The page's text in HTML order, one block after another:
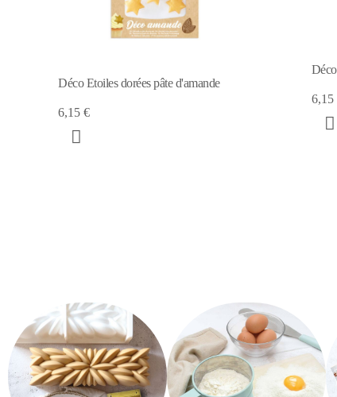
d'amande
Décorations Hiver en pâte d'amande